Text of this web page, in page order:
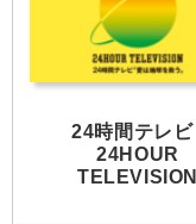
24時間テレビ |
24HOUR
TELEVISION